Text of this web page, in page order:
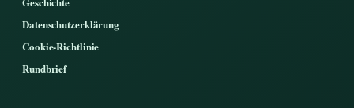
Datenschutzerklärung
Cookie-Richtlinie
Rundbrief